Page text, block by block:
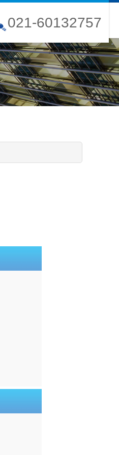
021-60132757